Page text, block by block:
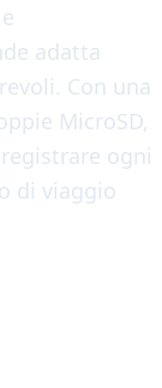
e
adatta
Con una
MicroSD,
ogni
di viaggio